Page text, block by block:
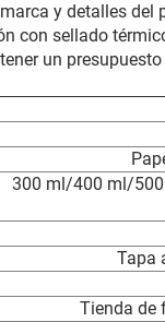
y detalles del
con sellado
un
300 ml/400 ml/
Tapa
Tienda de